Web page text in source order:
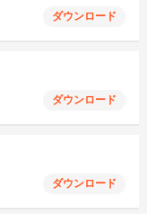
ダウンロード
ダウンロード
ダウンロード